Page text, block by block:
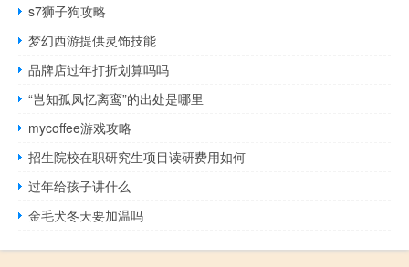
s7狮子狗攻略
梦幻西游提供灵饰技能
品牌店过年打折划算吗吗
“岂知孤凤忆离鸾”的出处是哪里
mycoffee游戏攻略
招生院校在职研究生项目读研费用如何
过年给孩子讲什么
金毛犬冬天要加温吗